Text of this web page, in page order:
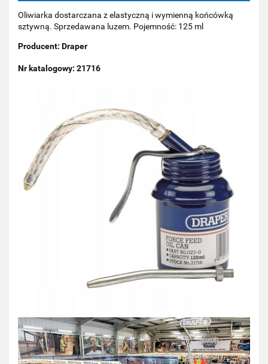
Oliwiarka dostarczana z elastyczną i wymienną końcówką
sztywną. Sprzedawana luzem. Pojemność: 125 ml
Producent: Draper
Nr katalogowy: 21716